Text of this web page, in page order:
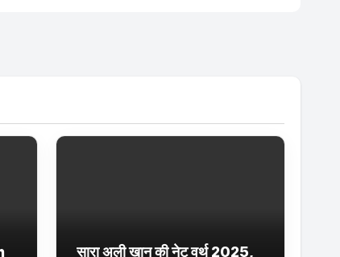
सारा अली खान की नेट वर्थ 2025,